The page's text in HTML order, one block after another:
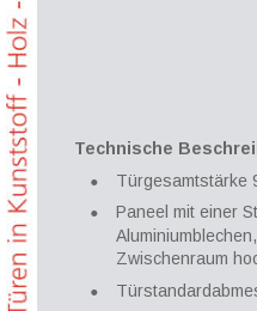
Technische
• Türgesamtstärke
•
Paneel mit einer
Zwischenraum
•